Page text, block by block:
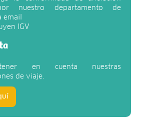
nuestro departamento de
email
IGV
tener en cuenta nuestras
de viaje.